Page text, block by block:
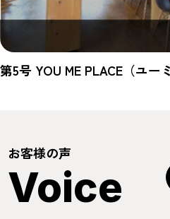
第5号 YOU ME PLACE（ユー
お客様の声
Voice